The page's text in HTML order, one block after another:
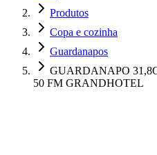
Produtos
Copa e cozinha
Guardanapos
GUARDANAPO
50 FM GRANDHOTEL